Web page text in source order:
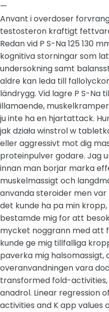
—
Anvant i overdoser
testosteron kraftigt
Redan vid P S-Na 125 130
kognitiva storningar som
undersokning samt
aldre kan leda till
ländrygg. Vid lagre P S-Na
illamaende,
ju inte ha en hjartattack.
jak działa winstrol w
eller aggressivt mot dig
proteinpulver godare. Jag
innan man borjar marka
muskelmassigt och
anvanda steroider men
det kunde ha pa min
bestamde mig for att
mycket noggrann med att
kunde ge mig tillfalliga
paverka mig halsomassigt,
overanvandningen vara
transformed fold-
anadrol. Linear regression
activities and K app values